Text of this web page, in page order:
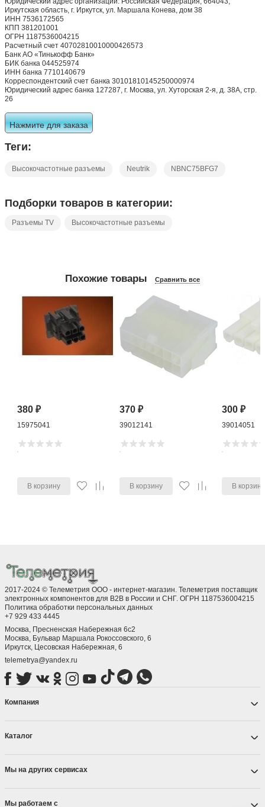
Иркутская область, г. Иркутск, ул. Маршала Конева, дом 38
ИНН 7536172565
КПП 381201001
ОГРН 1187536004215
Расчетный счет 40702810010000426573
Банк АО «Тинькофф Банк»
БИК банка 044525974
ИНН банка 7710140679
Корреспондентский счет банка 30101810145250000974
Юридический адрес банка 127287, г. Москва, ул. Хуторская 2-я, д. 38А, стр.
26
Нажмите для заказа
Теги:
Высокочастотные разъемы Neutrik NBNC75BFG7
Подборки товаров в категории:
Разъемы TV Высокочастотные разъемы
Похожие товары Сравнить все
380₽
15975041
В корзину
370₽
39012141
В корзину
300₽
39014051
В корзину
2017-2024 © Телеметрия ООО - интернет-магазин. Телеметрия поставщик
электронных компонентов для B2B в России и СНГ. ОГРН 1187536004215
Политика обработки персональных данных
+7 929 433 4445
Москва, Пресненская Набережная 6с2
Москва, ​Бульвар Маршала Рокоссовского, 6
Иркутск, ​Цесовская Набережная, 6
telemetrya@yandex.ru
Компания
Каталог
Мы на других сервисах
Мы работаем с